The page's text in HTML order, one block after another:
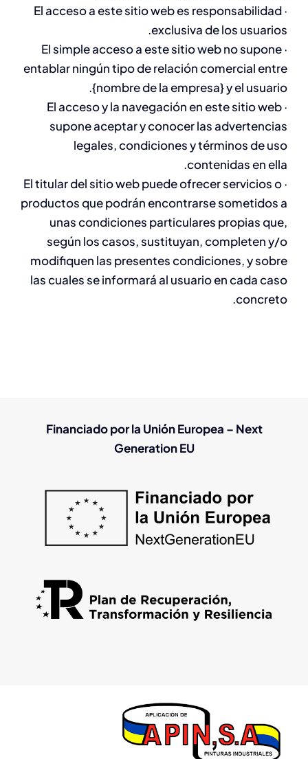
· El acceso a este sitio web es responsabilidad
exclusiva de los usuarios.
· El simple acceso a este sitio web no supone
entablar ningún tipo de relación comercial entre
{nombre de la empresa} y el usuario.
· El acceso y la navegación en este sitio web
supone aceptar y conocer las advertencias
legales, condiciones y términos de uso
contenidas en ella.
· El titular del sitio web puede ofrecer servicios o
productos que podrán encontrarse sometidos a
unas condiciones particulares propias que,
según los casos, sustituyan, completen y/o
modifiquen las presentes condiciones, y sobre
las cuales se informará al usuario en cada caso
concreto.
Financiado por la Unión Europea – Next
Generation EU